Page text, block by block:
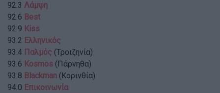
92.3 Λάμψη
92.6 Best
92.9 Kiss
93.2 Ελληνικός
93.4 Παλμός (Τροιζηνία)
93.6 Kosmos (Πάρνηθα)
93.8 Βlackman (Κορινθία)
94.0 Επικοινωνία